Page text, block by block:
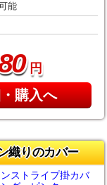
能
円
購入へ
織りのカバー
ストライプ掛カバ